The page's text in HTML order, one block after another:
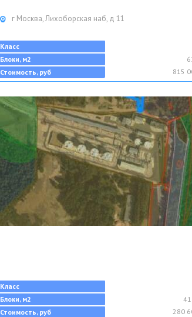
г Москва, Лихоборская наб, д 11
Класс
Блоки, м2
Стоимость, руб
815
Класс
Блоки, м2
Стоимость, руб
280